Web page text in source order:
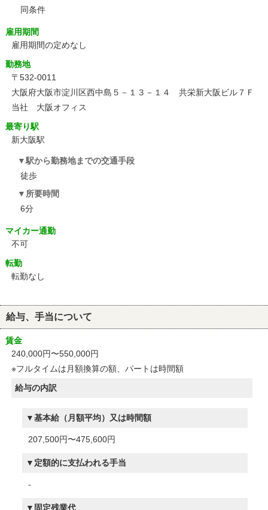
同条件
雇用期間
雇用期間の定めなし
勤務地
〒532-0011
大阪府大阪市淀川区西中島５－１３－１４ 共栄新大阪ビル７Ｆ
当社 大阪オフィス
最寄り駅
新大阪駅
駅から勤務地までの交通手段
徒歩
所要時間
6分
マイカー通勤
不可
転勤
転勤なし
給与、手当について
賃金
240,000円〜550,000円
※フルタイムは月額換算の額、パートは時間額
給与の内訳
基本給（月額平均）又は時間額
207,500円〜475,600円
定額的に支払われる手当
-
固定残業代